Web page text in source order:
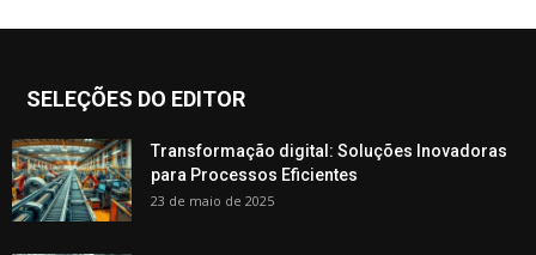
SELEÇÕES DO EDITOR
Transformação digital: Soluções Inovadoras
para Processos Eficientes
23 de maio de 2025